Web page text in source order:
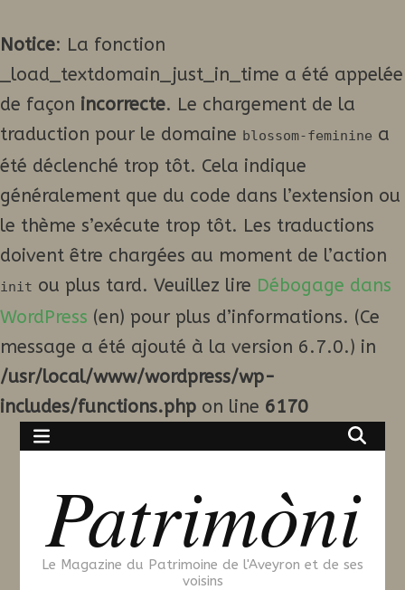
Notice: La fonction
_load_textdomain_just_in_time a été appelée
de façon incorrecte. Le chargement de la
traduction pour le domaine blossom-feminine a
été déclenché trop tôt. Cela indique
généralement que du code dans l’extension ou
le thème s’exécute trop tôt. Les traductions
doivent être chargées au moment de l’action
init ou plus tard. Veuillez lire Débogage dans
WordPress (en) pour plus d’informations. (Ce
message a été ajouté à la version 6.7.0.) in
/usr/local/www/wordpress/wp-
includes/functions.php on line 6170
Patrimòni
Le Magazine du Patrimoine de l'Aveyron et de ses
voisins